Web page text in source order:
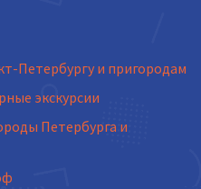
Петербургу и пригородам
экскурсии
Петербурга и